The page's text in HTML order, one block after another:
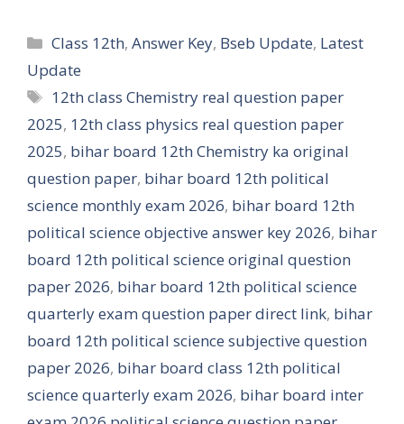
Categories
Class 12th,Answer Key, Bseb Update, Latest
Update
Tags
12th class Chemistry real question paper
2025, 12th class physics real question paper
2025, bihar board 12th Chemistry ka original
question paper, bihar board 12th political
science monthly exam 2026, bihar board 12th
political science objective answer key 2026, bihar
board 12th political science original question
paper 2026, bihar board 12th political science
quarterly exam question paper direct link, bihar
board 12th political science subjective question
paper 2026, bihar board class 12th political
science quarterly exam 2026, bihar board inter